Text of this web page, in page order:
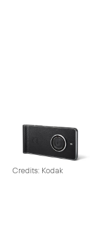
Credits: Kodak